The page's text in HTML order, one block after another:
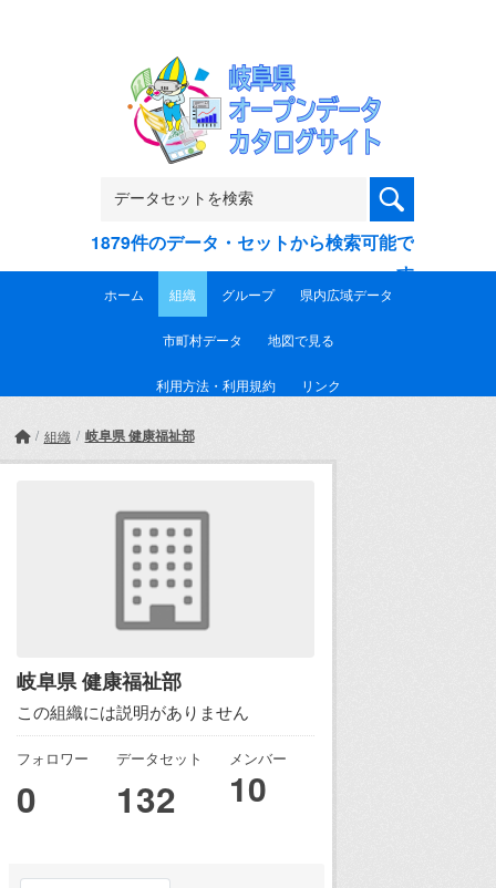
1879件のデータ・セットから検索可能で
す
ホーム 組織 グループ 県内広域データ
市町村データ 地図で見る
利用方法・利用規約 リンク
組織 岐阜県 健康福祉部
岐阜県 健康福祉部
この組織には説明がありません
フォロワー
0
データセット
132
メンバー
10